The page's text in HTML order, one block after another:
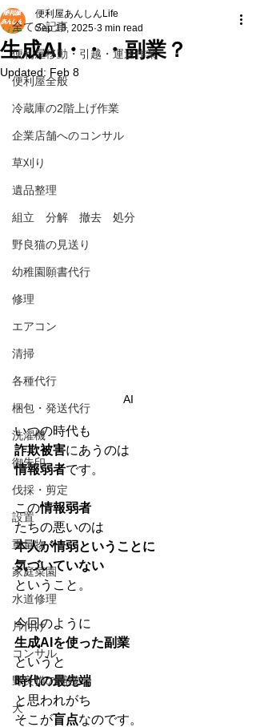
全ての記事
便利屋移動・引越・運送作業
便利屋全般
冷蔵庫の2階上げ作業
企業店舗へのコンサル
草刈り
遺品整理
組立 分解 撤去 処分
野良猫の見送り
幼稚園願書代行
修理
エアコン
清掃
各種代行
梱包・発送代行
洗濯機
御朱印
伐採・剪定
設置
重量物
家庭菜園
水道修理
片付け
コンサル
野良猫の捕獲
犬
生成AI・・・副業？
便利屋あんしんLife
Sep 13, 2025 3 min read
Updated: Feb 8
AI
いつの時代も
詐欺被害にあうのは
情報弱者です。
この情報弱者
たちの悪いのは
本人が情弱ということに
気づいていない
ということ。
今回のように
生成AIを使った副業
というと
時代の最先端
と思われがち
そこが盲点なのです。